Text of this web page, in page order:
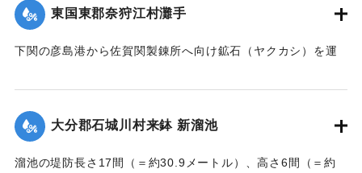
｜固有コード: 002680194
東国東郡奈狩江村灘手
下関の彦島港から佐賀関製錬所へ向け鉱石（ヤクカシ）を運
江村の漁業組合の2人が発見し、消防組と協力、現場へ決死者
7人選抜し現場へ急行させ、辛うじて救助した。
【出典：大分新聞 大正7年7月16日7面（15日夕刊）】
大分郡石城川村来鉢 新溜池
溜池の堤防長さ17間（＝約30.9メートル）、高さ6間（＝約